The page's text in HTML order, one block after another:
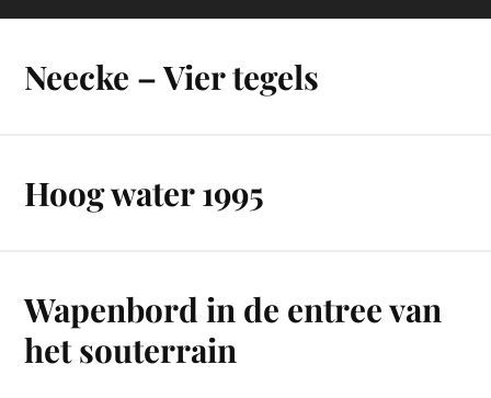
Neecke – Vier tegels
Hoog water 1995
Wapenbord in de entree van
het souterrain